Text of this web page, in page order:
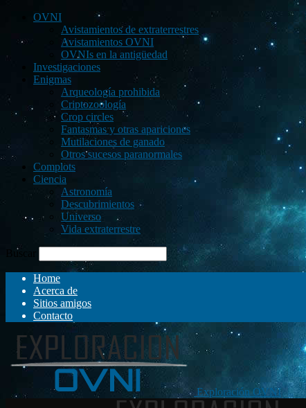
OVNI
Avistamientos de extraterrestres
Avistamientos OVNI
OVNIs en la antigüedad
Investigaciones
Enigmas
Arqueología prohibida
Criptozoología
Crop circles
Fantasmas y otras apariciones
Mutilaciones de ganado
Otros sucesos paranormales
Complots
Ciencia
Astronomía
Descubrimientos
Universo
Vida extraterrestre
Buscar
Home
Acerca de
Sitios amigos
Contacto
Exploración OVNI